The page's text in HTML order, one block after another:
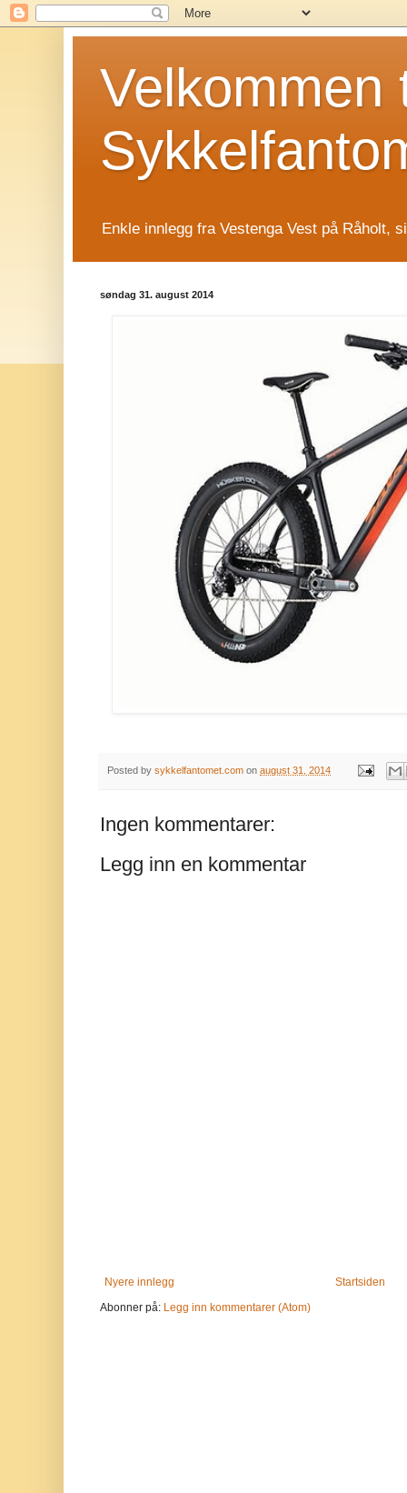
Velkommen
Enkle innlegg fra Vestenga Vest på Råholt,
søndag 31. august 2014
Posted by sykkelfantomet.com on august 31, 2014
Ingen kommentarer:
Legg inn en kommentar
Nyere innlegg
Startsiden
Abonner på: Legg inn kommentarer (Atom)